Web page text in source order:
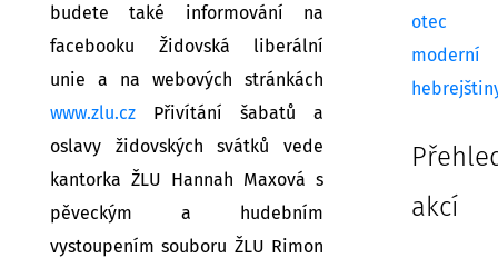
budete také informování na
facebooku Židovská liberální
unie a na webových stránkách
www.zlu.cz Přivítání šabatů a
oslavy židovských svátků vede
kantorka ŽLU Hannah Maxová s
pěveckým a hudebním
vystoupením souboru ŽLU Rimon
otec
moderní
akcí